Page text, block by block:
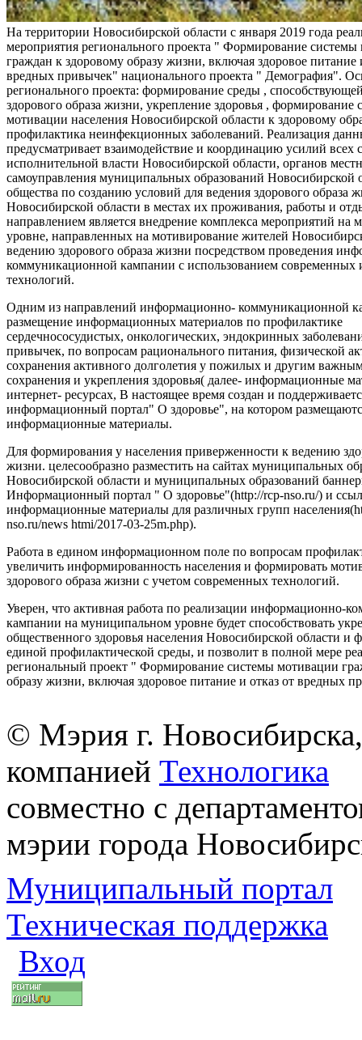
На территории Новосибирской области с января 2019 года
мероприятия регионального проекта " Формирование
граждан к здоровому образу жизни, включая здоровое питание
вредных привычек" национального проекта " Демография".
регионального проекта: формирование среды ,
здорового образа жизни, укрепление здоровья , формирование
мотивации населения Новосибирской области к здоровому
профилактика неинфекционных заболеваний. Реализация
предусматривает взаимодействие и координацию усилий всех
исполнительной власти Новосибирской области, органов
самоуправления муниципальных образований Новосибирской
общества по созданию условий для ведения здорового образа
Новосибирской области в местах их проживания, работы и
направлением является внедрение комплекса мероприятий на
уровне, направленных на мотивирование жителей
ведению здорового образа жизни посредством проведения
коммуникационной кампании с использованием
технологий.
Одним из направлений информационно- коммуникационной
размещение информационных материалов по профилактике
сердечнососудистых, онкологических, эндокринных
привычек, по вопросам рационального питания, физической
сохранения активного долголетия у пожилых и другим
сохранения и укрепления здоровья( далее- информационные
интернет- ресурсах, В настоящее время создан и
информационный портал" О здоровье", на котором
информационные материалы.
Для формирования у населения приверженности к ведению
жизни. целесообразно разместить на сайтах муниципальных
Новосибирской области и муниципальных образований
Информационный портал " О здоровье"(http://rcp-nso.ru/) и
информационные материалы для различных групп
nso.ru/news htmi/2017-03-25m.php).
Работа в едином информационном поле по вопросам
увеличить информированность населения и формировать
здорового образа жизни с учетом современных технологий.
Уверен, что активная работа по реализации информационно-
кампании на муниципальном уровне будет способствовать
общественного здоровья населения Новосибирской области и
единой профилактической среды, и позволит в полной мере
региональный проект " Формирование системы мотивации
образу жизни, включая здоровое питание и отказ от вредных
© Мэрия г.
компанией Технологика
совместно с
мэрии города
Муниципальный портал
Техническая поддержка
Вход